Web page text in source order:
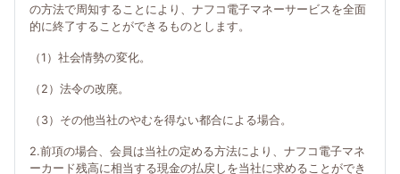
の方法で周知することにより、ナフコ電子マネーサービスを全面
的に終了することができるものとします。
（1）社会情勢の変化。
（2）法令の改廃。
（3）その他当社のやむを得ない都合による場合。
2.前項の場合、会員は当社の定める方法により、ナフコ電子マネ
ーカード残高に相当する現金の払戻しを当社に求めることができ